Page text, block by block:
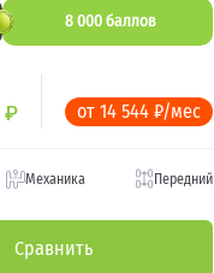
8 000 баллов
₽ от 14 544 ₽/мес
Механика Передний
Сравнить